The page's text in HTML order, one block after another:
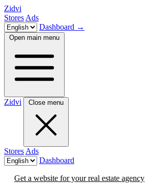
Zidvi
Stores Ads
Dashboard →
Open main menu
Zidvi Close menu
Stores Ads
Dashboard
Get a website for your real estate agency